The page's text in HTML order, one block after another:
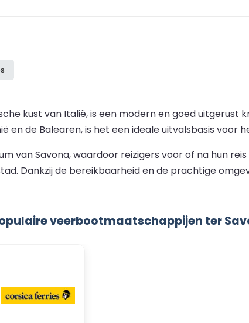
kust van Italië, is een modern en goed
en de Balearen, is het een ideale uitvalsbasis voor
van Savona, waardoor reizigers voor of na hun
Dankzij de bereikbaarheid en de prachtige
veerbootmaatschappijen ter